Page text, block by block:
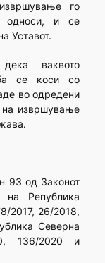
го
односи, и се
Уставот.
ваквото
се коси со
во одредени
извршување
93 од Законот
Република
2017, 26/2018,
Северна
136/2020 и